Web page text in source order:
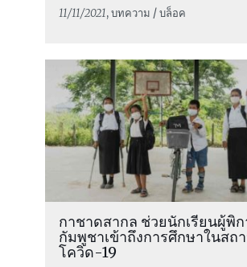
11/11/2021, บทความ / บล็อค
กาชาดสากล ช่วยนักเรียนผู้พิก
กัมพูชาเข้าถึงการศึกษาในสถ
โควิด-19